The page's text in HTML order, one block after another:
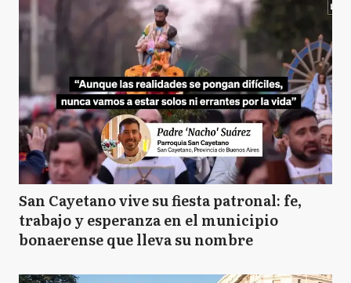
San Cayetano vive su fiesta patronal: fe,
trabajo y esperanza en el municipio
bonaerense que lleva su nombre